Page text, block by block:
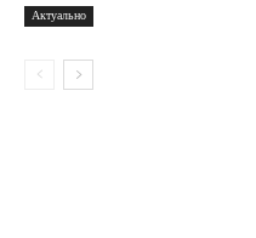
Актуально